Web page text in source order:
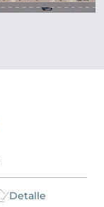
Detalle